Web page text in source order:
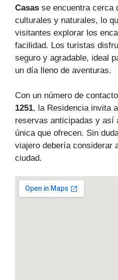
Casas se encuentra cerca
culturales y naturales, lo
visitantes explorar los
facilidad. Los turistas
seguro y agradable, ideal
un día lleno de aventuras.
Con un número de
1251, la Residencia invita
reservas anticipadas y así
única que ofrecen. Sin
viajero debería considerar
ciudad.